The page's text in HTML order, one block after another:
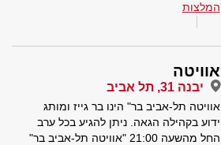
המלצות
אוויטה
יבנה 31, תל אביב
אוויטה תל-אביב בר" הינו בר גייז ומותג
ידוע בקהילה הגאה. ניתן להגיע בכל ערב
החל מהשעה 21:00 "אוויטה תל-אביב בר"